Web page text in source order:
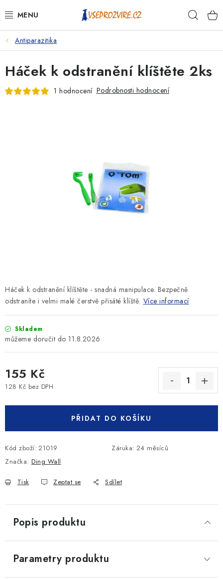
na
PSI
KOČKY
KONĚ
KRÁLÍCI/HLODAVCI/PTÁCI
Podmínky ochrany osobních údajů
Antiparazitika
Háček k odstranění klíštěte - snadná manipulace. Bezpečně
odstraníte i velmi malé čerstvě přisáté klíště. Více informací
Skladem
11.8.2026
155 Kč
128 Kč bez DPH
PŘIDAT DO KOŠÍKU
Kód zboží: 21019 Záruka: 24 měsíců
Značka: Ding Wall
Tisk Zeptat se Sdílet
Háček k odstranění klíštěte 2ks
1 hodnocení Podrobnosti hodnocení
Popis produktu
Parametry produktu